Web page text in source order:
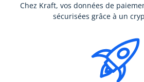
Chez Kraft, vos données de
sécurisées grâce à un